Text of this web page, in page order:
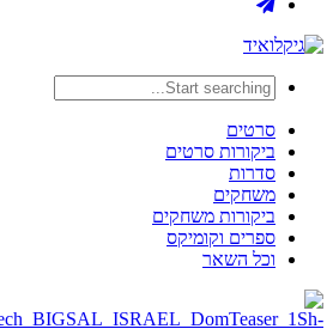
סרטים
ביקורות סרטים
סדרות
משחקים
ביקורות משחקים
ספרים וקומיקס
וכל השאר